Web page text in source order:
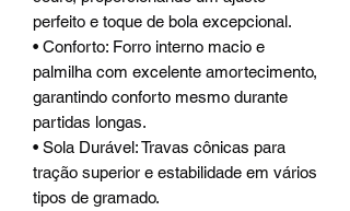
perfeito e toque de bola excepcional.
• Conforto: Forro interno macio e
palmilha com excelente amortecimento,
garantindo conforto mesmo durante
partidas longas.
• Sola Durável: Travas cônicas para
tração superior e estabilidade em vários
tipos de gramado.